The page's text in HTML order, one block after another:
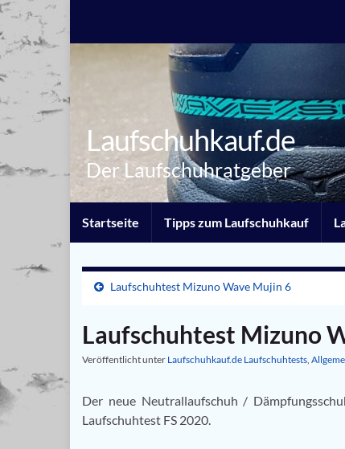
Laufschuhkauf.de
Der Laufschuhratgeber
Startseite Tipps zum Laufschuhkauf
Laufschuhtest Mizuno Wave Mujin 6
Laufschuhtest Mizuno
Veröffentlicht unter Laufschuhkauf.de Laufschuhtests,
Der neue Neutrallaufschuh /
Laufschuhtest FS 2020.